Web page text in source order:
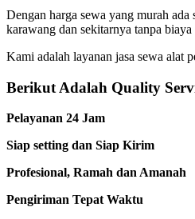
Dengan harga sewa yang murah
karawang dan sekitarnya tanpa biaya
Kami adalah layanan jasa sewa alat
Berikut Adalah Quality
Pelayanan 24 Jam
Siap setting dan Siap Kirim
Profesional, Ramah dan Amanah
Pengiriman Tepat Waktu